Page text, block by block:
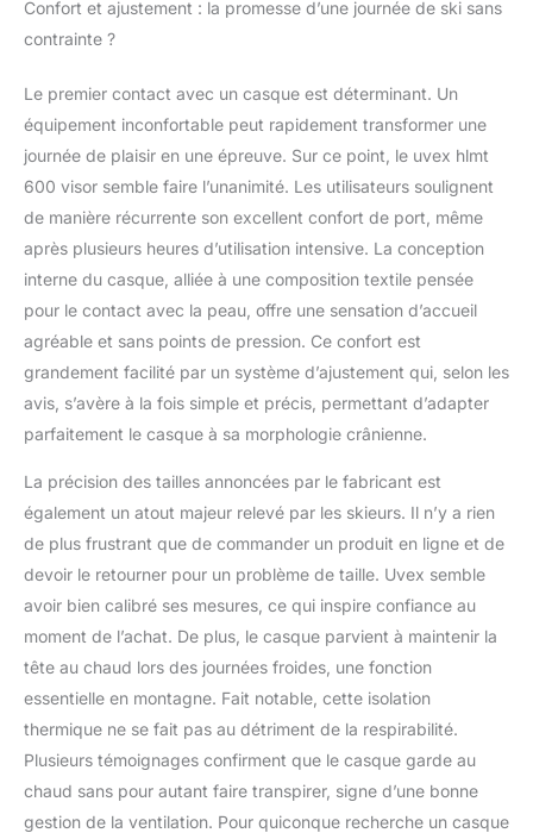
du climat Intérieur
amovible et
interchangeable
(lavable) Réduction
rayonnement solaire gr
ce à un filtre de
catégorie 2 avec une
transmission
Percentage
Confort et ajustement : la promesse d’une journée de ski sans
contrainte ?
Le premier contact avec un casque est déterminant. Un
équipement inconfortable peut rapidement transformer une
journée de plaisir en une épreuve. Sur ce point, le uvex hlmt
600 visor semble faire l’unanimité. Les utilisateurs soulignent
de manière récurrente son excellent confort de port, même
après plusieurs heures d’utilisation intensive. La conception
interne du casque, alliée à une composition textile pensée
pour le contact avec la peau, offre une sensation d’accueil
agréable et sans points de pression. Ce confort est
grandement facilité par un système d’ajustement qui, selon les
avis, s’avère à la fois simple et précis, permettant d’adapter
parfaitement le casque à sa morphologie crânienne.
La précision des tailles annoncées par le fabricant est
également un atout majeur relevé par les skieurs. Il n’y a rien
de plus frustrant que de commander un produit en ligne et de
devoir le retourner pour un problème de taille. Uvex semble
avoir bien calibré ses mesures, ce qui inspire confiance au
moment de l’achat. De plus, le casque parvient à maintenir la
tête au chaud lors des journées froides, une fonction
essentielle en montagne. Fait notable, cette isolation
thermique ne se fait pas au détriment de la respirabilité.
Plusieurs témoignages confirment que le casque garde au
chaud sans pour autant faire transpirer, signe d’une bonne
gestion de la ventilation. Pour quiconque recherche un casque